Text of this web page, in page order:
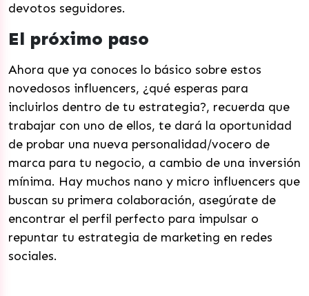
devotos seguidores.
El próximo paso
Ahora que ya conoces lo básico sobre estos
novedosos influencers, ¿qué esperas para
incluirlos dentro de tu estrategia?, recuerda que
trabajar con uno de ellos, te dará la oportunidad
de probar una nueva personalidad/vocero de
marca para tu negocio, a cambio de una inversión
mínima. Hay muchos nano y micro influencers que
buscan su primera colaboración, asegúrate de
encontrar el perfil perfecto para impulsar o
repuntar tu estrategia de marketing en redes
sociales.